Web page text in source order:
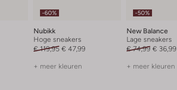
-60%
Nubikk
Hoge sneakers
€ 119,95 € 47,99
+ meer kleuren
-50%
New Balance
Lage sneakers
€ 74,99 € 36,99
+ meer kleuren